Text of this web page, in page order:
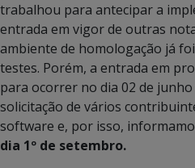
trabalhou para antecipar a
entrada em vigor de outras
ambiente de homologação já
testes. Porém, a entrada em
para ocorrer no dia 02 de
solicitação de vários
software e, por isso,
dia 1º de setembro.